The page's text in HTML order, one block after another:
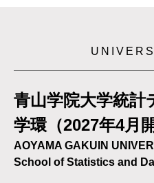
青山学院大学統計
学環（2027年4月
AOYAMA GAKUIN
School of Statistics and